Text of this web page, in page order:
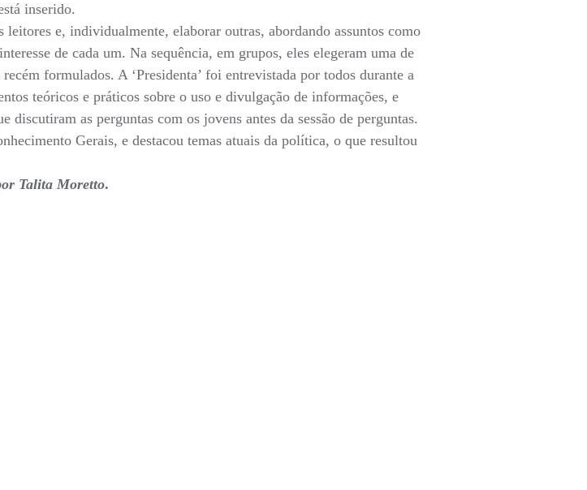
inserido.
leitores e, individualmente, elaborar outras, abordando assuntos como
de cada um. Na sequência, em grupos, eles elegeram uma de
formulados. A ‘Presidenta’ foi entrevistada por todos durante a
teóricos e práticos sobre o uso e divulgação de informações, e
as perguntas com os jovens antes da sessão de perguntas.
Gerais, e destacou temas atuais da política, o que resultou
Talita Moretto.